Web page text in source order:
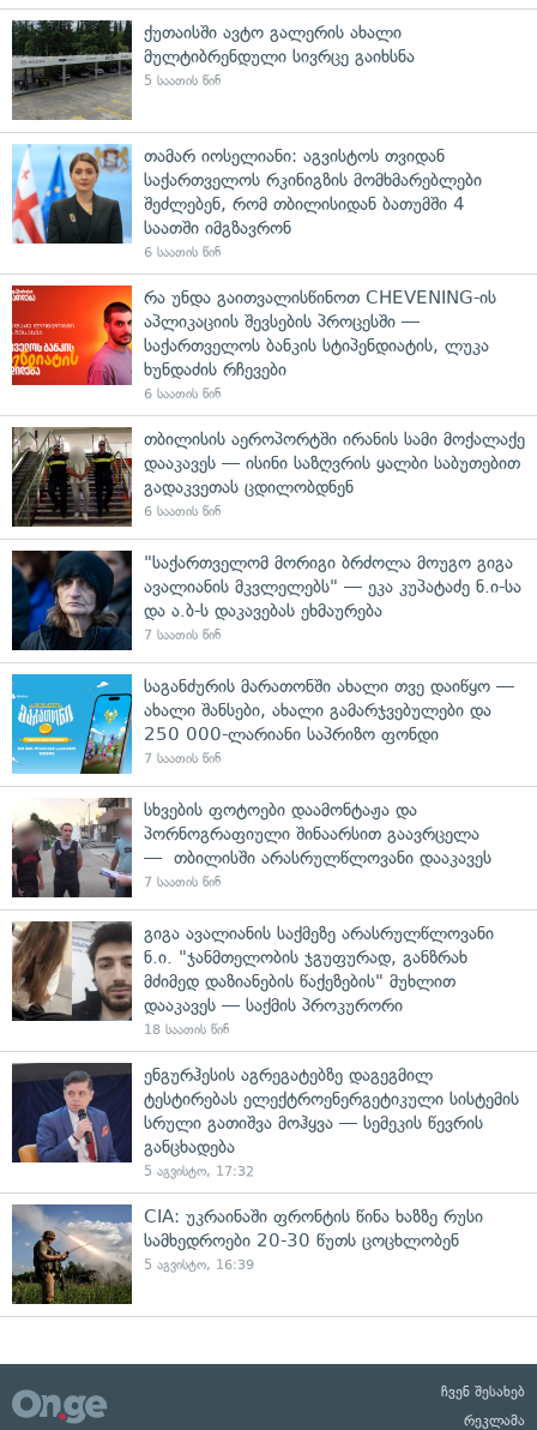
ქუთაისში ავტო გალერის ახალი
მულტიბრენდული სივრცე გაიხსნა
5 საათის წინ
თამარ იოსელიანი: აგვისტოს თვიდან
საქართველოს რკინიგზის მომხმარებლები
შეძლებენ, რომ თბილისიდან ბათუმში 4
საათში იმგზავრონ
6 საათის წინ
რა უნდა გაითვალისწინოთ CHEVENING-ის
აპლიკაციის შევსების პროცესში —
საქართველოს ბანკის სტიპენდიატის, ლუკა
ხუნდაძის რჩევები
6 საათის წინ
თბილისის აეროპორტში ირანის სამი მოქალაქე
დააკავეს — ისინი საზღვრის ყალბი საბუთებით
გადაკვეთას ცდილობდნენ
6 საათის წინ
"საქართველომ მორიგი ბრძოლა მოუგო გიგა
ავალიანის მკვლელებს" — ეკა კუპატაძე ნ.ი-სა
და ა.ბ-ს დაკავებას ეხმაურება
7 საათის წინ
საგანძურის მარათონში ახალი თვე დაიწყო —
ახალი შანსები, ახალი გამარჯვებულები და
250 000-ლარიანი საპრიზო ფონდი
7 საათის წინ
სხვების ფოტოები დაამონტაჟა და
პორნოგრაფიული შინაარსით გაავრცელა
— თბილისში არასრულწლოვანი დააკავეს
7 საათის წინ
გიგა ავალიანის საქმეზე არასრულწლოვანი
ნ.ი. "ჯანმთელობის ჯგუფურად, განზრახ
მძიმედ დაზიანების წაქეზების" მუხლით
დააკავეს — საქმის პროკურორი
18 საათის წინ
ენგურჰესის აგრეგატებზე დაგეგმილ
ტესტირებას ელექტროენერგეტიკული სისტემის
სრული გათიშვა მოჰყვა — სემეკის წევრის
განცხადება
5 აგვისტო, 17:32
CIA: უკრაინაში ფრონტის წინა ხაზზე რუსი
სამხედროები 20-30 წუთს ცოცხლობენ
5 აგვისტო, 16:39
ჩვენ შესახებ
რეკლამა